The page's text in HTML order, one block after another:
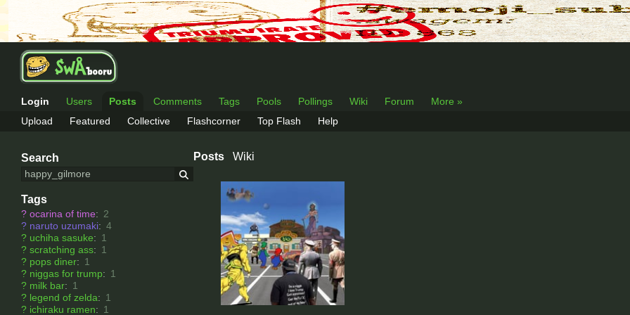
Login Users Posts Comments Tags Pools Pollings Wiki Forum
More »
Upload
Featured Collective Flashcorner Top Flash Help
Search
Tags
? ocarina of time: 2
? naruto uzumaki: 4
? uchiha sasuke: 1
? scratching ass: 1
? pops diner: 1
? niggas for trump: 1
? milk bar: 1
? legend of zelda: 1
? ichiraku ramen: 1
Posts Wiki